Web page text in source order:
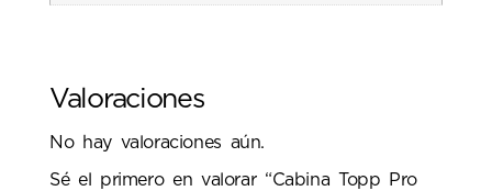
Valoraciones
No hay valoraciones aún.
Sé el primero en valorar “Cabina Topp Pro